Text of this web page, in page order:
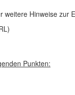
Hinweise zur
Punkten: